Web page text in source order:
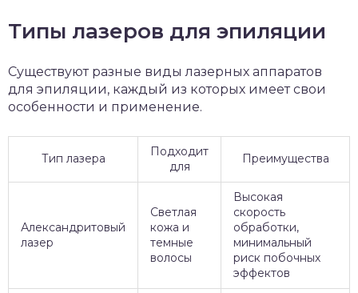
Типы лазеров для эпиляции
Существуют разные виды лазерных аппаратов
для эпиляции, каждый из которых имеет свои
особенности и применение.
Тип лазера
Подходит
для
Преимущества
Александритовый
лазер
Светлая
кожа и
темные
волосы
Высокая
скорость
обработки,
минимальный
риск побочных
эффектов